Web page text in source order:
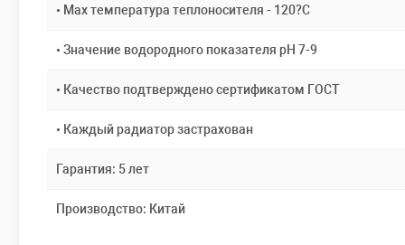
• Max температура теплоносителя - 120?С
• Значение водородного показателя pH 7-9
• Качество подтверждено сертификатом ГОСТ
• Каждый радиатор застрахован
Гарантия: 5 лет
Производство: Китай